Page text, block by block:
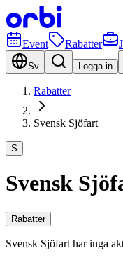
Event Rabatter
Sv Logga in
Rabatter
Svensk Sjöfart
S
Svensk
Rabatter
Svensk Sjöfart har inga